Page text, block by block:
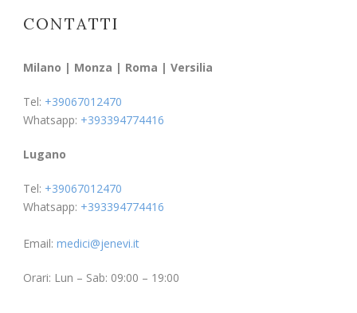
CONTATTI
Milano | Monza | Roma | Versilia
Tel: +39067012470
Whatsapp: +393394774416
Lugano
Tel: +39067012470
Whatsapp: +393394774416
Email: medici@jenevi.it
Orari: Lun – Sab: 09:00 – 19:00